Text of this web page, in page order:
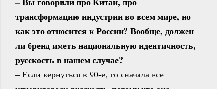
трансформацию индустрии во всем мире, но
как это относится к России? Вообще, должен
ли бренд иметь национальную идентичность,
русскость в нашем случае?
– Если вернуться в 90-е, то сначала все